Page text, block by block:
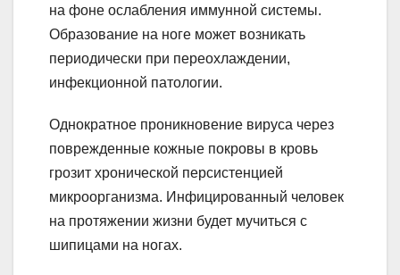
на фоне ослабления иммунной системы.
Образование на ноге может возникать
периодически при переохлаждении,
инфекционной патологии.
Однократное проникновение вируса через
поврежденные кожные покровы в кровь
грозит хронической персистенцией
микроорганизма. Инфицированный человек
на протяжении жизни будет мучиться с
шипицами на ногах.